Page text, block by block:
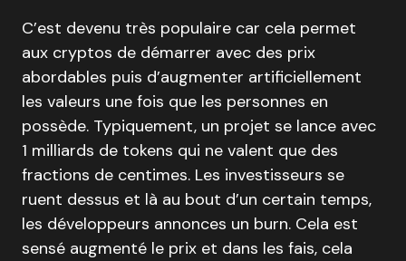
C’est devenu très populaire car cela permet
aux cryptos de démarrer avec des prix
abordables puis d’augmenter artificiellement
les valeurs une fois que les personnes en
possède. Typiquement, un projet se lance avec
1 milliards de tokens qui ne valent que des
fractions de centimes. Les investisseurs se
ruent dessus et là au bout d’un certain temps,
les développeurs annonces un burn. Cela est
sensé augmenté le prix et dans les fais, cela